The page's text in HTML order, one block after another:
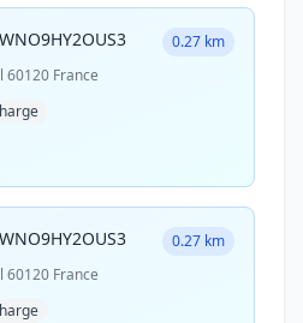
0.27 km
60120 France
0.27 km
60120 France